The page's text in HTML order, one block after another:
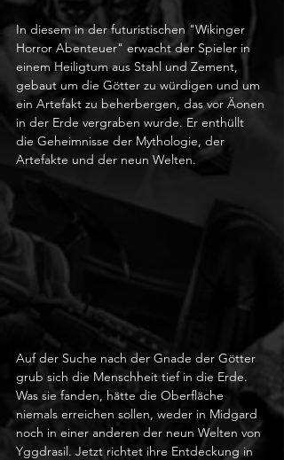
In diesem in der futuristischen "Wikinger
Horror Abenteuer" erwacht der Spieler in
einem Heiligtum aus Stahl und Zement,
gebaut um die Götter zu würdigen und um
ein Artefakt zu beherbergen, das vor Äonen
in der Erde vergraben wurde. Er enthüllt
die Geheimnisse der Mythologie, der
Artefakte und der neun Welten.
Auf der Suche nach der Gnade der Götter
grub sich die Menschheit tief in die Erde.
Was sie fanden, hätte die Oberfläche
niemals erreichen sollen, weder in Midgard
noch in einer anderen der neun Welten von
Yggdrasil. Jetzt richtet ihre Entdeckung in